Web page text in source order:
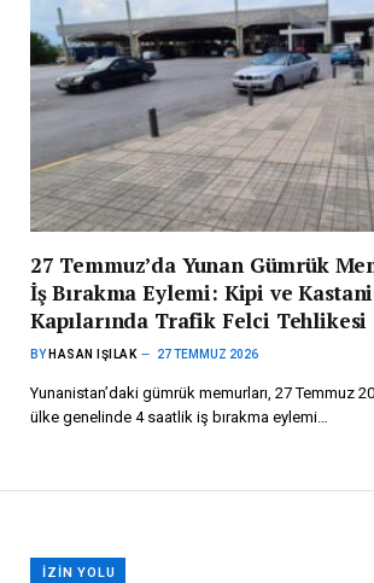
27 Temmuz’da Yunan Gümrük
İş Bırakma Eylemi: Kipi ve
Kapılarında Trafik Felci Tehlikesi
BY HASAN IŞILAK 27 TEMMUZ 2026
Yunanistan’daki gümrük memurları, 27 Temmuz
ülke genelinde 4 saatlik iş bırakma eylemi…
İZIN YOLU